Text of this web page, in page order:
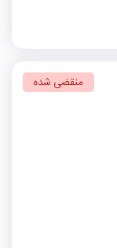
منقضی شده